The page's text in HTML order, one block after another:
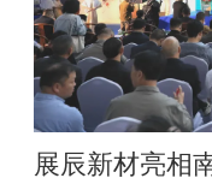
展辰新材亮相